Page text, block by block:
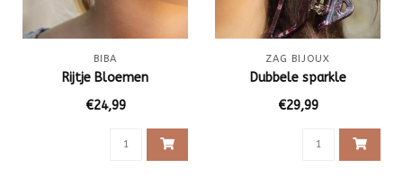
BIBA
Rijtje Bloemen
€24,99
ZAG BIJOUX
Dubbele sparkle
€29,99